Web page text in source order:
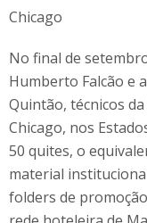
Chicago
No final de
Humberto Falcão e
Quintão, técnicos
Chicago, nos
50 quites, o
material
folders de